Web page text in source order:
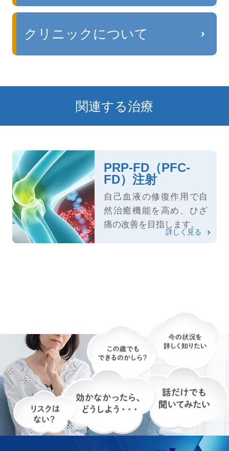
クリニックについて
関連する治療
PRP-FD（PFC-
FD）注射
自己血液の修復作用で自
然治癒機能を高め、ひざ
痛の改善を目指します。
詳しく見る